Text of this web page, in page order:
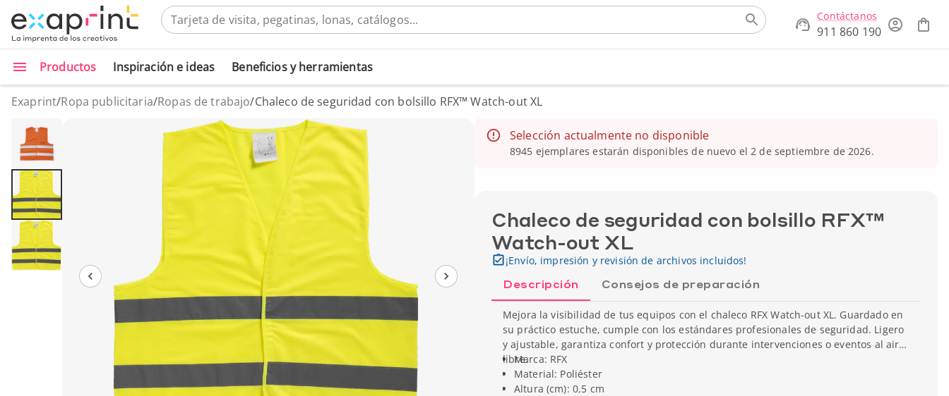
Contáctanos
911 860 190
Productos Inspiración e ideas Beneficios y herramientas
Exaprint/Ropa publicitaria/Ropas de trabajo/Chaleco de seguridad con bolsillo RFX™ Watch-out XL
Selección actualmente no disponible
8945 ejemplares estarán disponibles de nuevo el 2 de septiembre de 2026.
Chaleco de seguridad con bolsillo RFX™
Watch-out XL
¡Envío, impresión y revisión de archivos incluidos!
Descripción Consejos de preparación
Mejora la visibilidad de tus equipos con el chaleco RFX Watch-out XL. Guardado en
su práctico estuche, cumple con los estándares profesionales de seguridad. Ligero
y ajustable, garantiza confort y protección durante intervenciones o eventos al aire
libre.Marca: RFX
Material: Poliéster
Altura (cm): 0,5 cm